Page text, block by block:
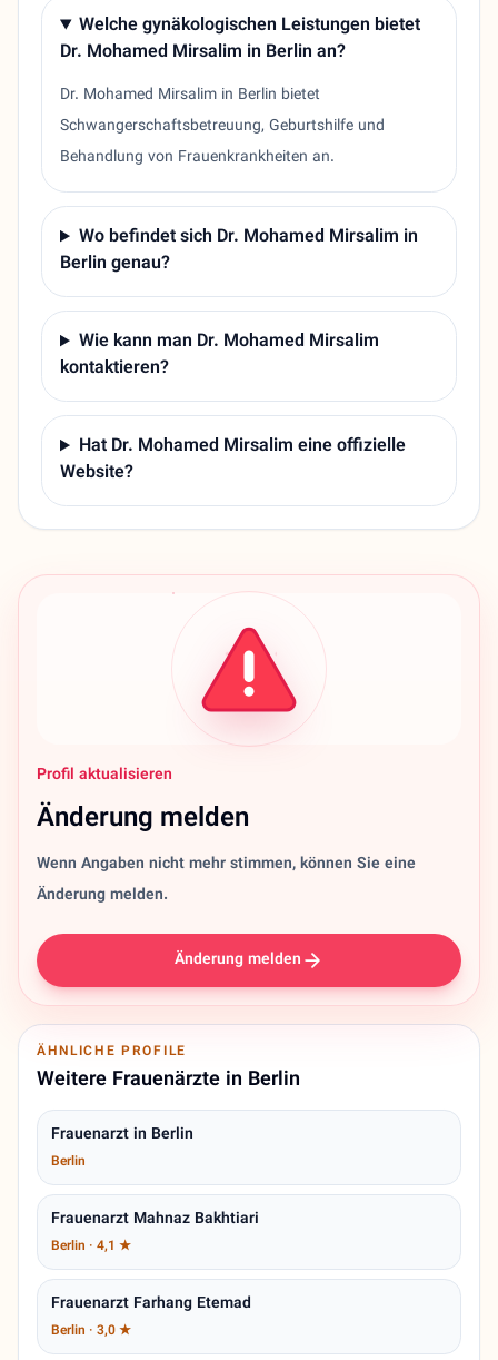
Welche gynäkologischen Leistungen bietet
Dr. Mohamed Mirsalim in Berlin an?
Dr. Mohamed Mirsalim in Berlin bietet
Schwangerschaftsbetreuung, Geburtshilfe und
Behandlung von Frauenkrankheiten an.
Wo befindet sich Dr. Mohamed Mirsalim in
Berlin genau?
Wie kann man Dr. Mohamed Mirsalim
kontaktieren?
Hat Dr. Mohamed Mirsalim eine offizielle
Website?
Profil aktualisieren
Änderung melden
Wenn Angaben nicht mehr stimmen, können Sie eine
Änderung melden.
Änderung melden
ÄHNLICHE PROFILE
Weitere Frauenärzte in Berlin
Frauenarzt in Berlin
Berlin
Frauenarzt Mahnaz Bakhtiari
Berlin · 4,1 ★
Frauenarzt Farhang Etemad
Berlin · 3,0 ★